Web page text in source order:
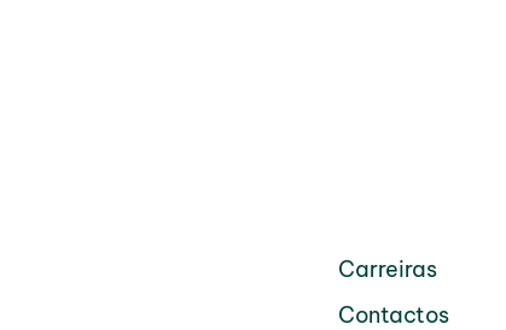
Carreiras
Contactos